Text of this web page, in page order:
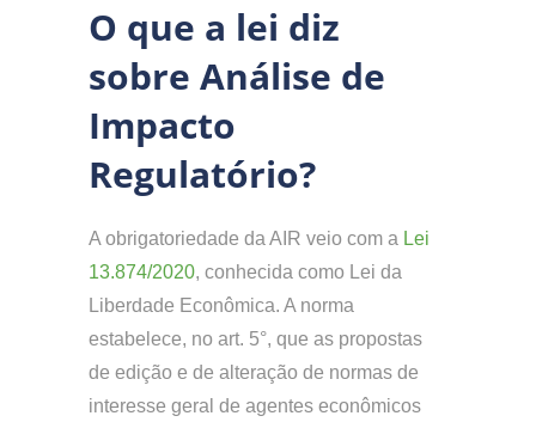
O que a lei diz
sobre Análise de
Impacto
Regulatório?
A obrigatoriedade da AIR veio com a Lei
13.874/2020, conhecida como Lei da
Liberdade Econômica. A norma
estabelece, no art. 5°, que as propostas
de edição e de alteração de normas de
interesse geral de agentes econômicos